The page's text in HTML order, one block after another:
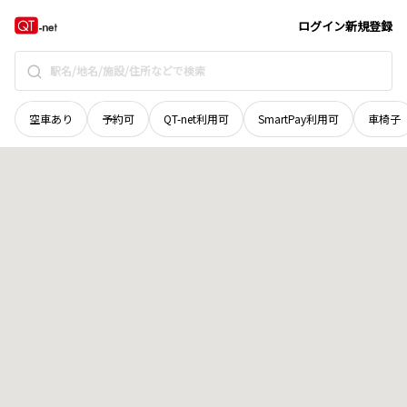
ログイン新規登録
空車あり 予約可 QT-net利用可 SmartPay利用可 車椅子
山口県